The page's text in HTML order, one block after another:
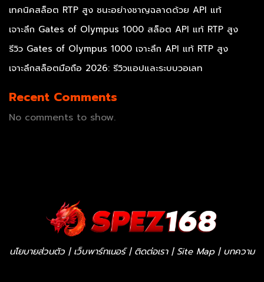
เทคนิคสล็อต RTP สูง ชนะอย่างชาญฉลาดด้วย API แท้
เจาะลึก Gates of Olympus 1000 สล็อต API แท้ RTP สูง
รีวิว Gates of Olympus 1000 เจาะลึก API แท้ RTP สูง
เจาะลึกสล็อตมือถือ 2026: รีวิวแอปและระบบวอเลท
Recent Comments
No comments to show.
นโยบายส่วนตัว| เว็บพาร์ทเนอร์| ติดต่อเรา|Site Map| บทความ